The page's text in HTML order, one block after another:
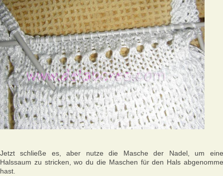
Jetzt schließe es, aber nutze die Masche der Nadel, um
Halssaum zu stricken, wo du die Maschen für den Hals
hast.